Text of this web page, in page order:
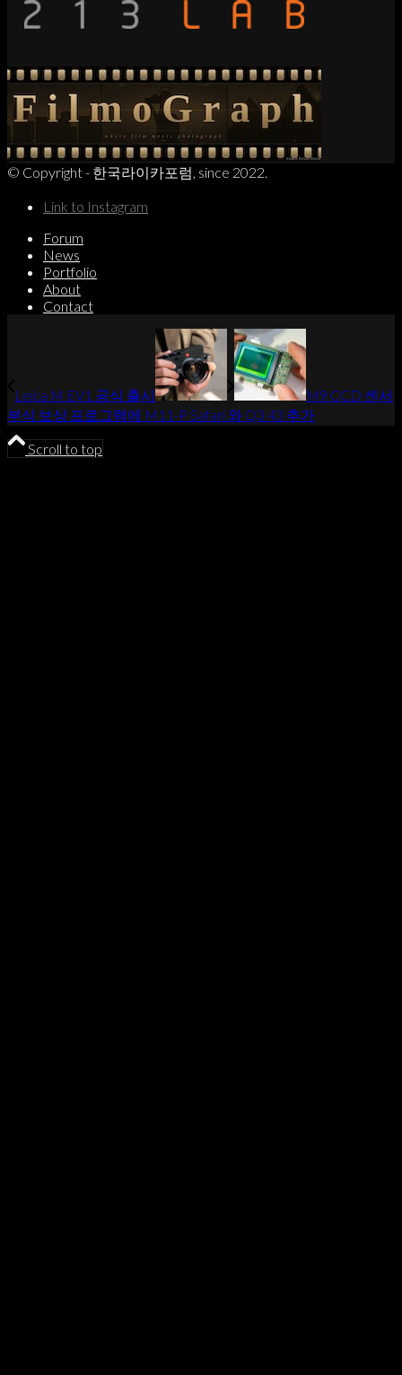
© Copyright - 한국라이카포럼, since 2022.
Link to Instagram
Forum
News
Portfolio
About
Contact
Leica M EV1 공식 출시
M9 CCD 센서
부식 보상 프로그램에 M11-P Safari 와 Q3 43 추가
Scroll to top